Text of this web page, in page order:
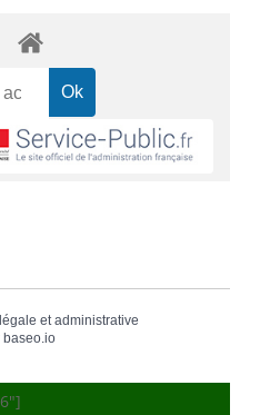
et administrative
baseo.io